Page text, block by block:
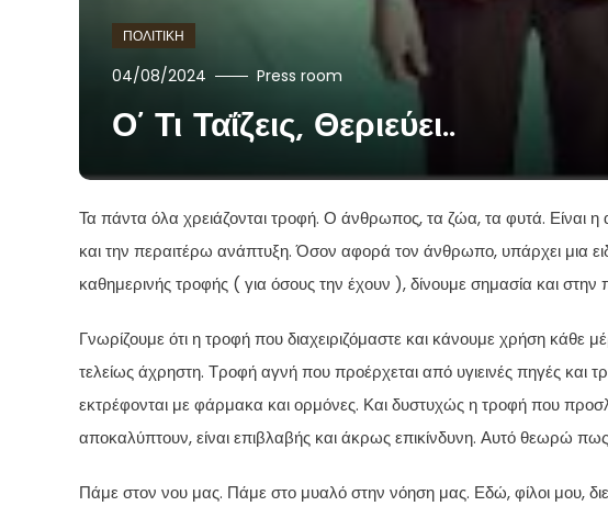
ΠΟΛΙΤΙΚΗ
04/08/2024 Press room
Ο’ Τι Ταΐζεις, Θεριεύει..
Τα πάντα όλα χρειάζονται τροφή. Ο άνθρωπος, τα ζώα, τα φυτά. Είναι
και την περαιτέρω ανάπτυξη. Όσον αφορά τον άνθρωπο, υπάρχει μια
καθημερινής τροφής ( για όσους την έχουν ), δίνουμε σημασία και στην
Γνωρίζουμε ότι η τροφή που διαχειριζόμαστε και κάνουμε χρήση κάθε
τελείως άχρηστη. Τροφή αγνή που προέρχεται από υγιεινές πηγές
εκτρέφονται με φάρμακα και ορμόνες. Και δυστυχώς η τροφή που
αποκαλύπτουν, είναι επιβλαβής και άκρως επικίνδυνη. Αυτό θεωρώ
Πάμε στον νου μας. Πάμε στο μυαλό στην νόηση μας. Εδώ, φίλοι μου,